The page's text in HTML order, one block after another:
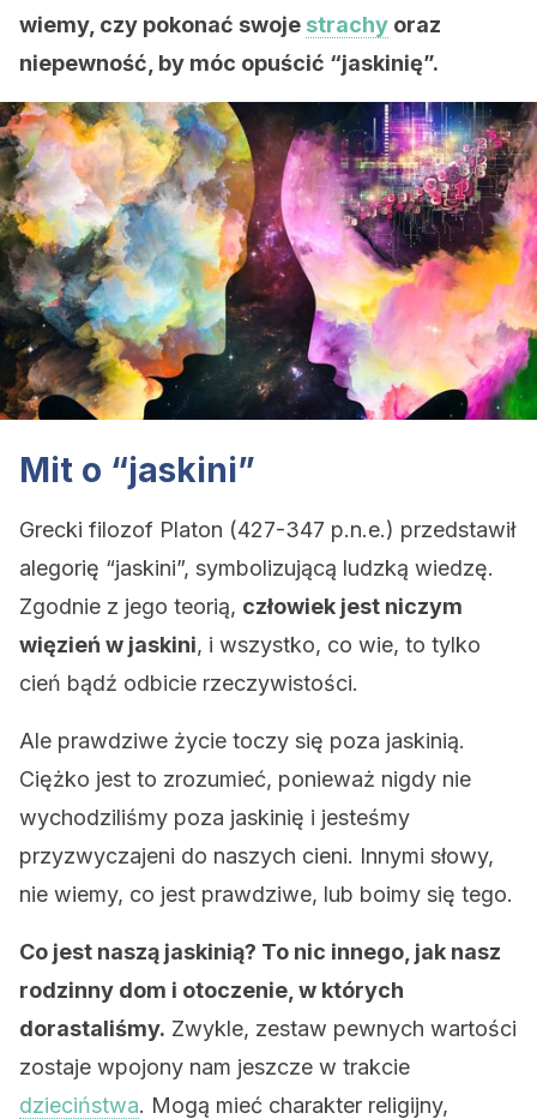
wiemy, czy pokonać swoje strachy oraz
niepewność, by móc opuścić “jaskinię”.
Mit o “jaskini”
Grecki filozof Platon (427-347 p.n.e.) przedstawił
alegorię “jaskini”, symbolizującą ludzką wiedzę.
Zgodnie z jego teorią, człowiek jest niczym
więzień w jaskini, i wszystko, co wie, to tylko
cień bądź odbicie rzeczywistości.
Ale prawdziwe życie toczy się poza jaskinią.
Ciężko jest to zrozumieć, ponieważ nigdy nie
wychodziliśmy poza jaskinię i jesteśmy
przyzwyczajeni do naszych cieni. Innymi słowy,
nie wiemy, co jest prawdziwe, lub boimy się tego.
Co jest naszą jaskinią? To nic innego, jak nasz
rodzinny dom i otoczenie, w których
dorastaliśmy. Zwykle, zestaw pewnych wartości
zostaje wpojony nam jeszcze w trakcie
dzieciństwa. Mogą mieć charakter religijny,